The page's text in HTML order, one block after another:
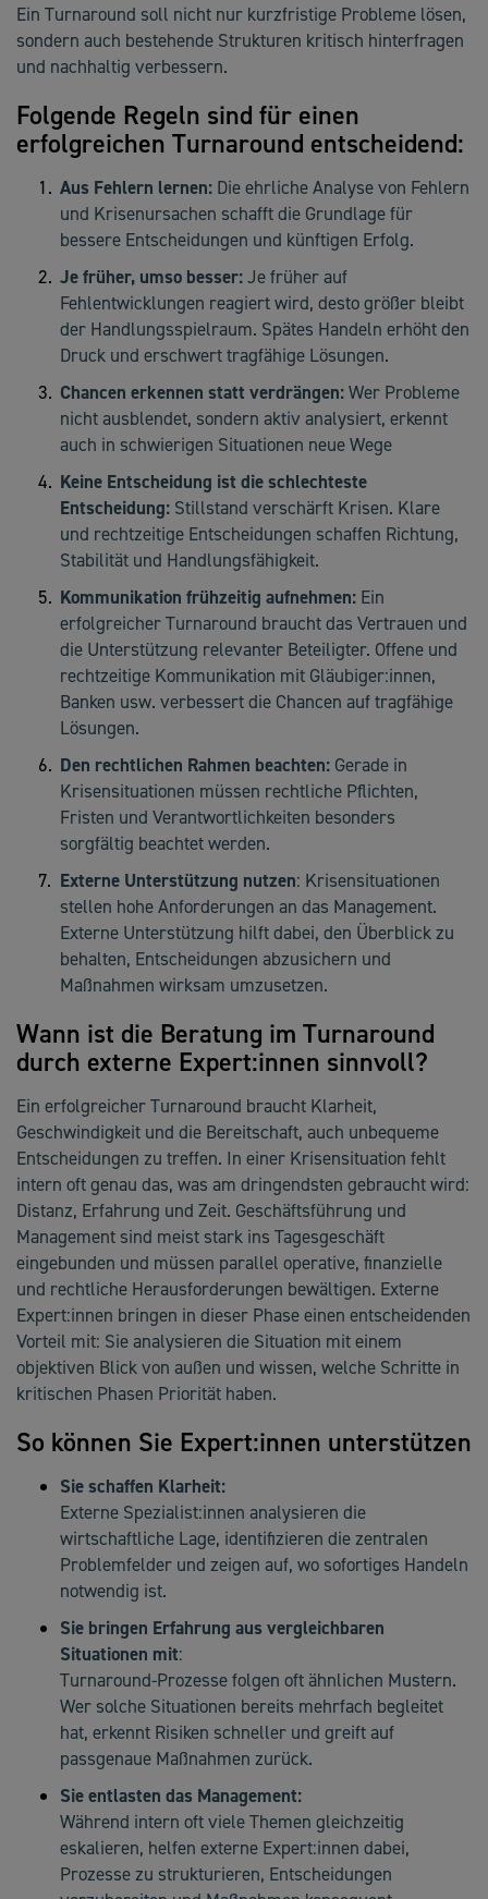
Ein Turnaround soll nicht nur kurzfristige Probleme lösen,
sondern auch bestehende Strukturen kritisch hinterfragen
und nachhaltig verbessern.
Folgende Regeln sind für einen
erfolgreichen Turnaround entscheidend:
Aus Fehlern lernen: Die ehrliche Analyse von Fehlern
und Krisenursachen schafft die Grundlage für
bessere Entscheidungen und künftigen Erfolg.
Je früher, umso besser:Je früher auf
Fehlentwicklungen reagiert wird, desto größer bleibt
der Handlungsspielraum. Spätes Handeln erhöht den
Druck und erschwert tragfähige Lösungen.
Chancen erkennen statt verdrängen:Wer Probleme
nicht ausblendet, sondern aktiv analysiert, erkennt
auch in schwierigen Situationen neue Wege
Keine Entscheidung ist die schlechteste
Entscheidung: Stillstand verschärft Krisen. Klare
und rechtzeitige Entscheidungen schaffen Richtung,
Stabilität und Handlungsfähigkeit.
Kommunikation frühzeitig aufnehmen: Ein
erfolgreicher Turnaround braucht das Vertrauen und
die Unterstützung relevanter Beteiligter. Offene und
rechtzeitige Kommunikation mit Gläubiger:innen,
Banken usw. verbessert die Chancen auf tragfähige
Lösungen.
Den rechtlichen Rahmen beachten: Gerade in
Krisensituationen müssen rechtliche Pflichten,
Fristen und Verantwortlichkeiten besonders
sorgfältig beachtet werden.
Externe Unterstützung nutzen: Krisensituationen
stellen hohe Anforderungen an das Management.
Externe Unterstützung hilft dabei, den Überblick zu
behalten, Entscheidungen abzusichern und
Maßnahmen wirksam umzusetzen.
Wann ist die Beratung im Turnaround
durch externe Expert:innen sinnvoll?
Ein erfolgreicher Turnaround braucht Klarheit,
Geschwindigkeit und die Bereitschaft, auch unbequeme
Entscheidungen zu treffen. In einer Krisensituation fehlt
intern oft genau das, was am dringendsten gebraucht wird:
Distanz, Erfahrung und Zeit. Geschäftsführung und
Management sind meist stark ins Tagesgeschäft
eingebunden und müssen parallel operative, finanzielle
und rechtliche Herausforderungen bewältigen. Externe
Expert:innen bringen in dieser Phase einen entscheidenden
Vorteil mit: Sie analysieren die Situation mit einem
objektiven Blick von außen und wissen, welche Schritte in
kritischen Phasen Priorität haben.
So können Sie Expert:innen unterstützen
Sie schaffen Klarheit:
Externe Spezialist:innen analysieren die
wirtschaftliche Lage, identifizieren die zentralen
Problemfelder und zeigen auf, wo sofortiges Handeln
notwendig ist.
Sie bringen Erfahrung aus vergleichbaren
Situationen mit:
Turnaround-Prozesse folgen oft ähnlichen Mustern.
Wer solche Situationen bereits mehrfach begleitet
hat, erkennt Risiken schneller und greift auf
passgenaue Maßnahmen zurück.
Sie entlasten das Management:
Während intern oft viele Themen gleichzeitig
eskalieren, helfen externe Expert:innen dabei,
Prozesse zu strukturieren, Entscheidungen